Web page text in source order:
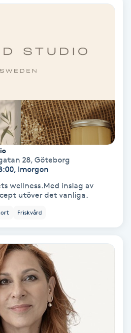
28, Göteborg
Imorgon
wellness.Med inslag av
utöver det vanliga.
Friskvård